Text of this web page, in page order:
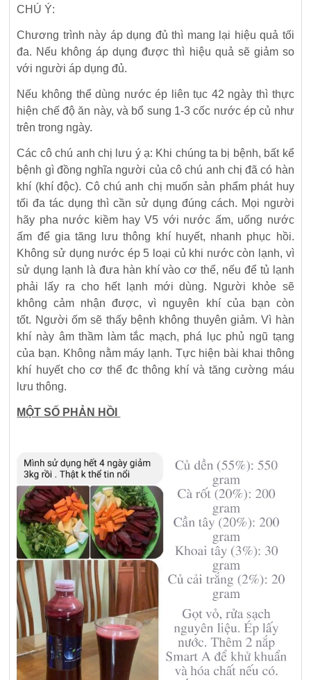
CHÚ Ý:
Chương trình này áp dụng đủ thì mang lại hiệu quả tối
đa. Nếu không áp dụng được thì hiệu quả sẽ giảm so
với người áp dụng đủ.
Nếu không thể dùng nước ép liên tục 42 ngày thì thực
hiện chế độ ăn này, và bổ sung 1-3 cốc nước ép củ như
trên trong ngày.
Các cô chú anh chị lưu ý ạ: Khi chúng ta bị bệnh, bất kể
bệnh gì đồng nghĩa người của cô chú anh chị đã có hàn
khí (khí độc). Cô chú anh chị muốn sản phẩm phát huy
tối đa tác dụng thì cần sử dụng đúng cách. Mọi người
hãy pha nước kiềm hay V5 với nước ấm, uống nước
ấm để gia tăng lưu thông khí huyết, nhanh phục hồi.
Không sử dụng nước ép 5 loại củ khi nước còn lạnh, vì
sử dụng lạnh là đưa hàn khí vào cơ thể, nếu để tủ lạnh
phải lấy ra cho hết lạnh mới dùng. Người khỏe sẽ
không cảm nhận được, vì nguyên khí của bạn còn
tốt. Người ốm sẽ thấy bệnh không thuyên giảm. Vì hàn
khí này âm thầm làm tắc mạch, phá lục phủ ngũ tạng
của bạn. Không nằm máy lạnh. Tực hiện bài khai thông
khí huyết cho cơ thể đc thông khí và tăng cường máu
lưu thông.
MỘT SỐ PHẢN HỒI